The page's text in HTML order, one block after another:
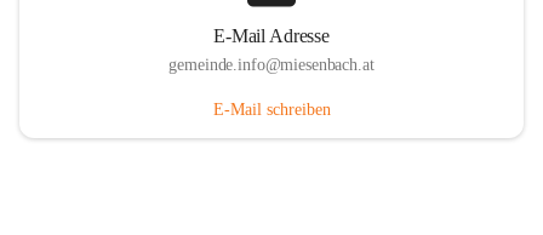
E-Mail Adresse
gemeinde.info@miesenbach.at
E-Mail schreiben